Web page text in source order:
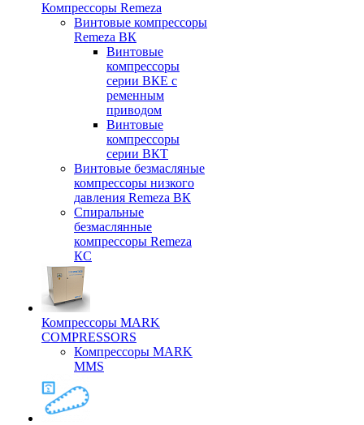
Компрессоры Remeza
Винтовые компрессоры
Remeza ВК
Винтовые
компрессоры
серии ВКЕ с
ременным
приводом
Винтовые
компрессоры
серии ВКТ
Винтовые безмасляные
компрессоры низкого
давления Remeza ВК
Спиральные
безмаслянные
компрессоры Remeza
КС
Компрессоры MARK
COMPRESSORS
Компрессоры MARK
MMS